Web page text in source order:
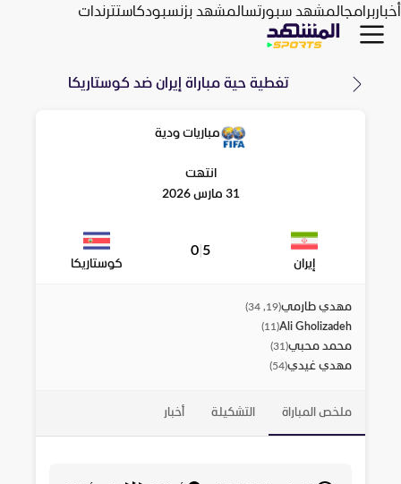
أخباربرامجالمشهد سبورتسالمشهد بزنسبودكاستترندات
تغطية حية مباراة إيران ضد كوستاريكا
مباريات ودية
انتهت
31 مارس 2026
إيران
5
0
كوستاريكا
مهدي طارمي(
19, 34
)
Ali Gholizadeh
(
11
)
محمد محبي(
31
)
مهدي غيدي(
54
)
ملخص المباراة التشكيلة أخبار